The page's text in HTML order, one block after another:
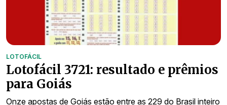
LOTOFÁCIL
Lotofácil 3721: resultado e prêmios
para Goiás
Onze apostas de Goiás estão entre as 229 do Brasil inteiro